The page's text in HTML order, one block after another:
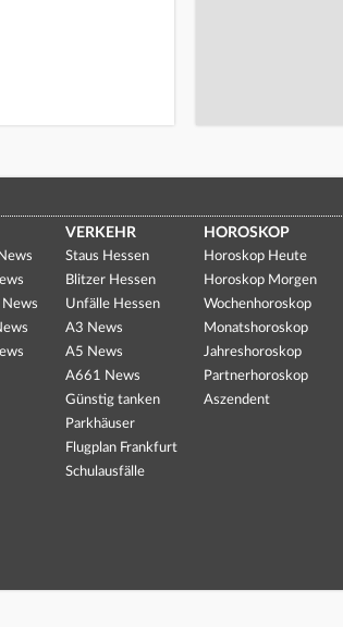
VERKEHR
Staus Hessen
Blitzer Hessen
Unfälle Hessen
A3 News
A5 News
A661 News
Günstig tanken
Parkhäuser
Flugplan Frankfurt
Schulausfälle
HOROSKOP
Horoskop Heute
Horoskop Morgen
Wochenhoroskop
Monatshoroskop
Jahreshoroskop
Partnerhoroskop
Aszendent